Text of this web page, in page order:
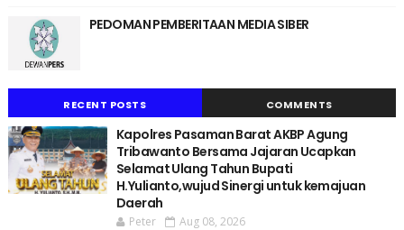
PEDOMAN PEMBERITAAN MEDIA SIBER
RECENT POSTS COMMENTS
Kapolres Pasaman Barat AKBP Agung
Tribawanto Bersama Jajaran Ucapkan
Selamat Ulang Tahun Bupati
H.Yulianto,wujud Sinergi untuk kemajuan
Daerah
Peter Aug 08, 2026